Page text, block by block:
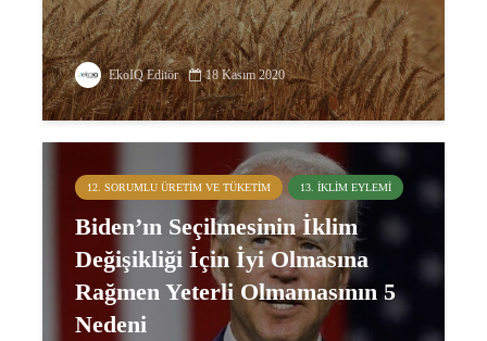
EkoIQ Editör 18 Kasım 2020
12. SORUMLU ÜRETIM VE TÜKETIM 13. İKLIM EYLEMI
Biden’ın Seçilmesinin İklim
Değişikliği İçin İyi Olmasına
Rağmen Yeterli Olmamasının 5
Nedeni